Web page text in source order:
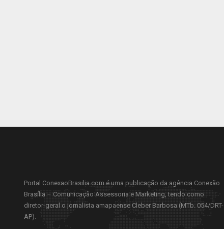
Portal ConexaoBrasilia.com é uma publicação da agência Conexão
Brasília – Comunicação Assessoria e Marketing, tendo como
diretor-geral o jornalista amapaense Cleber Barbosa (MTb. 054/DRT-
AP).